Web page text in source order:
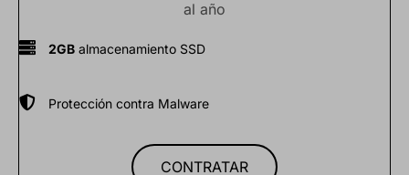
al año
2GB almacenamiento SSD
Protección contra Malware
CONTRATAR